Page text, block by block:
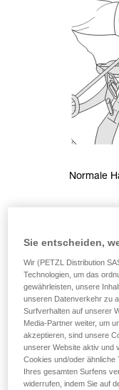
Normale
Sie entscheiden,
Wir (PETZL Distribution
Technologien, um das
gewährleisten, unsere
unseren Datenverkehr zu
Surfverhalten auf unserer
Media-Partner weiter, um
akzeptieren, sind unsere
unserer Website aktiv und
Cookies und/oder ähnliche
Ihres gesamten Surfens
widerrufen, indem Sie auf